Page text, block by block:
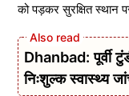
को पड़कर सुरक्षित स्थान
Dhanbad: पूर्वी
निःशुल्क स्वास्थ्य